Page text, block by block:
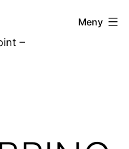
–
Meny